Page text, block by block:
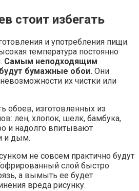
стоит избегать
и употребления пищи.
температура постоянно
Самым неподходящим
бумажные обои. Они
их чистки или
обоев, изготовленных из
лен, хлопок, шелк, бамбука,
и надолго впитывают
и дым.
не совсем практично будут
слой быстро
а вымыть ее будет
вреда рисунку.